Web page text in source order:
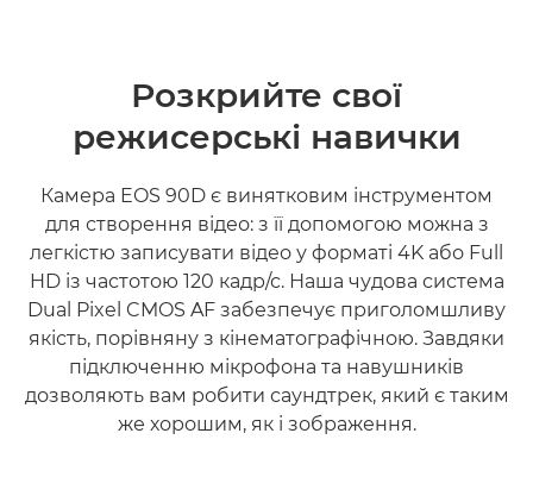
Розкрийте свої
режисерські навички
Камера EOS 90D є винятковим інструментом
для створення відео: з її допомогою можна з
легкістю записувати відео у форматі 4K або Full
HD із частотою 120 кадр/с. Наша чудова система
Dual Pixel CMOS AF забезпечує приголомшливу
якість, порівняну з кінематографічною. Завдяки
підключенню мікрофона та навушників
дозволяють вам робити саундтрек, який є таким
же хорошим, як і зображення.